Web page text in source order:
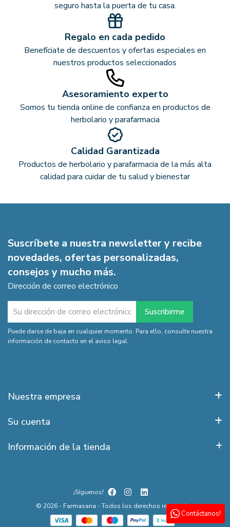
seguro hasta la puerta de tu casa.
Regalo en cada pedido
Benefíciate de descuentos y ofertas especiales en
nuestros productos seleccionados
Asesoramiento experto
Somos tu tienda online de confianza en productos de
herbolario y parafarmacia
Calidad Garantizada
Productos de herbolario y parafarmacia de la más alta
calidad para cuidar de tu salud y bienestar
Suscríbete a nuestra newsletter y recibe
novedades, ofertas personalizadas,
consejos y mucho más.
Dirección de correo electrónico
Puede darse de baja en cualquier momento. Para ello, consulte nuestra
información de contacto en el aviso legal.
Nuestra empresa
Su cuenta
Información de la tienda
© 2026 - Farmasana - Todos los derechos reservados
¡Síguenos!
Contáctanos!